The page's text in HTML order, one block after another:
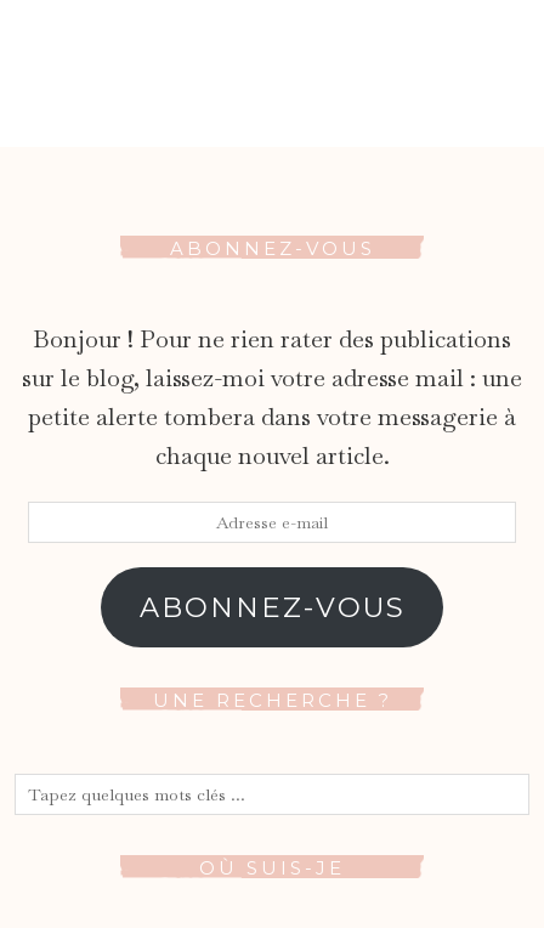
ABONNEZ-VOUS
Bonjour ! Pour ne rien rater des publications
sur le blog, laissez-moi votre adresse mail : une
petite alerte tombera dans votre messagerie à
chaque nouvel article.
ABONNEZ-VOUS
UNE RECHERCHE ?
OÙ SUIS-JE